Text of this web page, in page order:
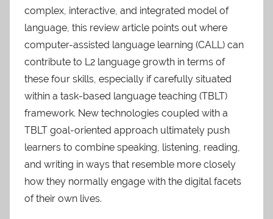
complex, interactive, and integrated model of
language, this review article points out where
computer-assisted language learning (CALL) can
contribute to L2 language growth in terms of
these four skills, especially if carefully situated
within a task-based language teaching (TBLT)
framework. New technologies coupled with a
TBLT goal-oriented approach ultimately push
learners to combine speaking, listening, reading,
and writing in ways that resemble more closely
how they normally engage with the digital facets
of their own lives.